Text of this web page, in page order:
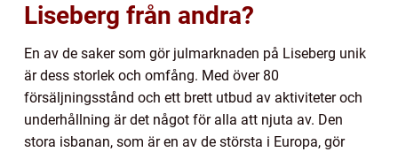
Liseberg från andra?
En av de saker som gör julmarknaden på Liseberg unik
är dess storlek och omfång. Med över 80
försäljningsstånd och ett brett utbud av aktiviteter och
underhållning är det något för alla att njuta av. Den
stora isbanan, som är en av de största i Europa, gör